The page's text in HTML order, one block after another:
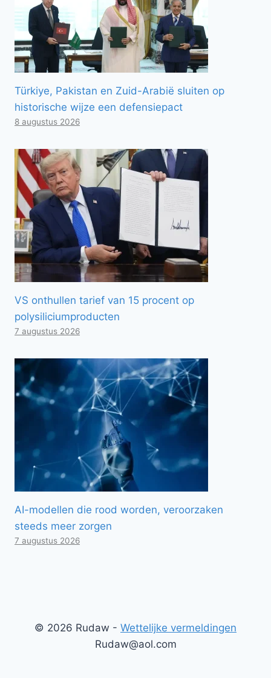
Türkiye, Pakistan en Zuid-Arabië sluiten op
historische wijze een defensiepact
8 augustus 2026
VS onthullen tarief van 15 procent op
polysiliciumproducten
7 augustus 2026
AI-modellen die rood worden, veroorzaken
steeds meer zorgen
7 augustus 2026
© 2026 Rudaw - Wettelijke vermeldingen
Rudaw@aol.com